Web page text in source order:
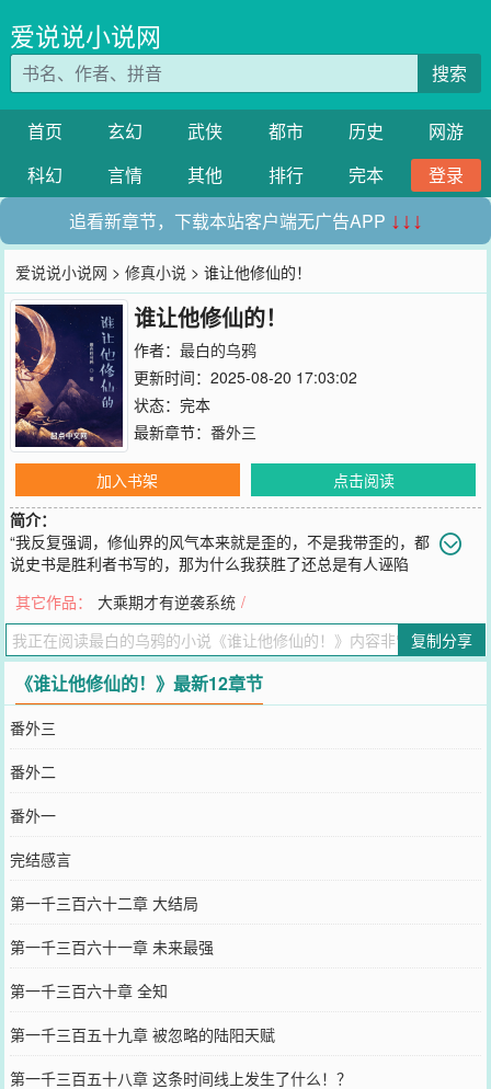
爱说说小说网
搜索
首页 玄幻 武侠 都市 历史
网游
科幻
言情 其他 排行 完本
登录
追看新章节，下载本站客户端无广告APP ↓↓↓
爱说说小说网 >修真小说 > 谁让他修仙的！
谁让他修仙的！
作者： 最白的乌鸦
更新时间：2025-08-20 17:03:02
状态：完本
最新章节： 番外三
加入书架
点击阅读
简介：
“我反复强调，修仙界的风气本来就是歪的，不是我带歪的，都
说史书是胜利者书写的，那为什么我获胜了还总是有人诬陷
反复强调，修仙界的风气是我带歪的。”陆阳剑仙面对记者的采访时如
此说道，表示非常愤怒。——《修仙日报》为您报道。
您要是觉得《谁让他修仙的！》还不错的话请不要忘记向您QQ群和微
博微信里的朋友推荐哦！
其它作品： 大乘期才有逆袭系统 /
复制分享
《谁让他修仙的！》最新12章节
番外三
番外二
番外一
完结感言
第一千三百六十二章 大结局
第一千三百六十一章 未来最强
第一千三百六十章 全知
第一千三百五十九章 被忽略的陆阳天赋
第一千三百五十八章 这条时间线上发生了什么！？